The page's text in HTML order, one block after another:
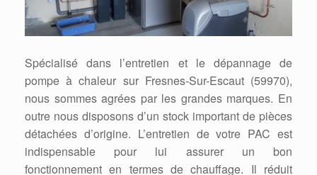
Spécialisé dans l’entretien et le dépannage de
pompe à chaleur sur Fresnes-Sur-Escaut (59970),
nous sommes agrées par les grandes marques. En
outre nous disposons d’un stock important de pièces
détachées d’origine. L’entretien de votre PAC est
indispensable pour lui assurer un bon
fonctionnement en termes de chauffage. Il réduit